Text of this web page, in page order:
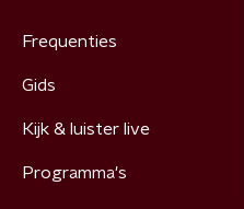
Frequenties
Gids
Kijk & luister live
Programma's